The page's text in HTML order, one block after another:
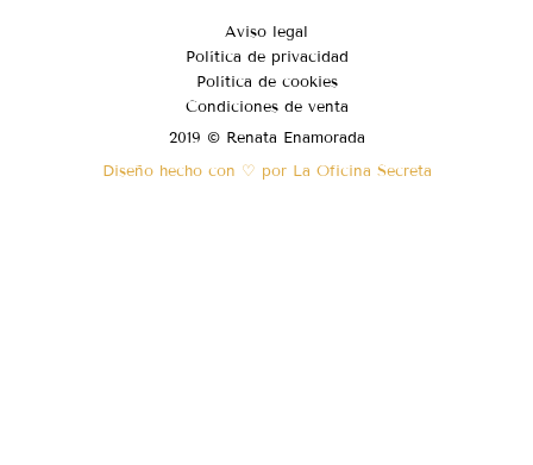
Aviso legal
Política de privacidad
Política de cookies
Condiciones de venta
2019 © Renata Enamorada
Diseño hecho con ♡ por La Oficina Secreta